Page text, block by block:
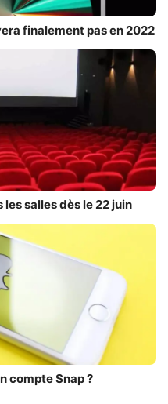
finalement pas en 2022
salles dès le 22 juin
compte Snap ?